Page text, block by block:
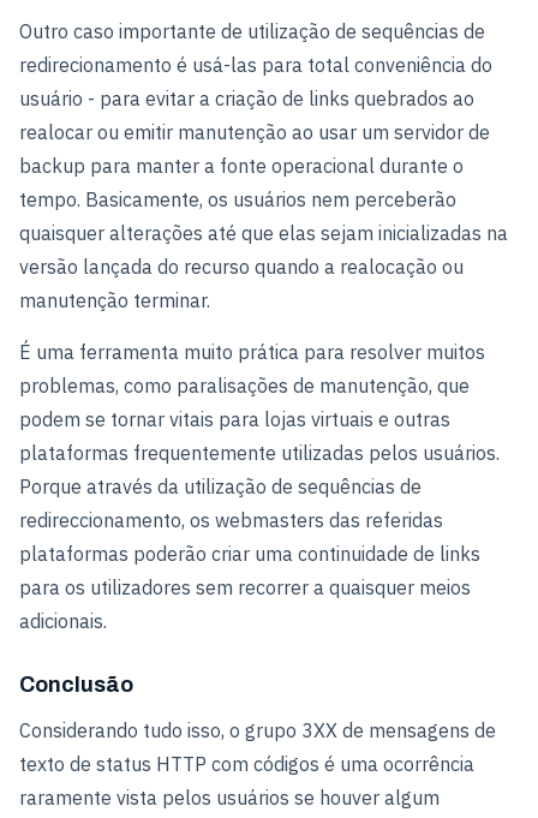
Outro caso importante de utilização de sequências de
redirecionamento é usá-las para total conveniência do
usuário - para evitar a criação de links quebrados ao
realocar ou emitir manutenção ao usar um servidor de
backup para manter a fonte operacional durante o
tempo. Basicamente, os usuários nem perceberão
quaisquer alterações até que elas sejam inicializadas na
versão lançada do recurso quando a realocação ou
manutenção terminar.
É uma ferramenta muito prática para resolver muitos
problemas, como paralisações de manutenção, que
podem se tornar vitais para lojas virtuais e outras
plataformas frequentemente utilizadas pelos usuários.
Porque através da utilização de sequências de
redireccionamento, os webmasters das referidas
plataformas poderão criar uma continuidade de links
para os utilizadores sem recorrer a quaisquer meios
adicionais.
Conclusão
Considerando tudo isso, o grupo 3XX de mensagens de
texto de status HTTP com códigos é uma ocorrência
raramente vista pelos usuários se houver algum